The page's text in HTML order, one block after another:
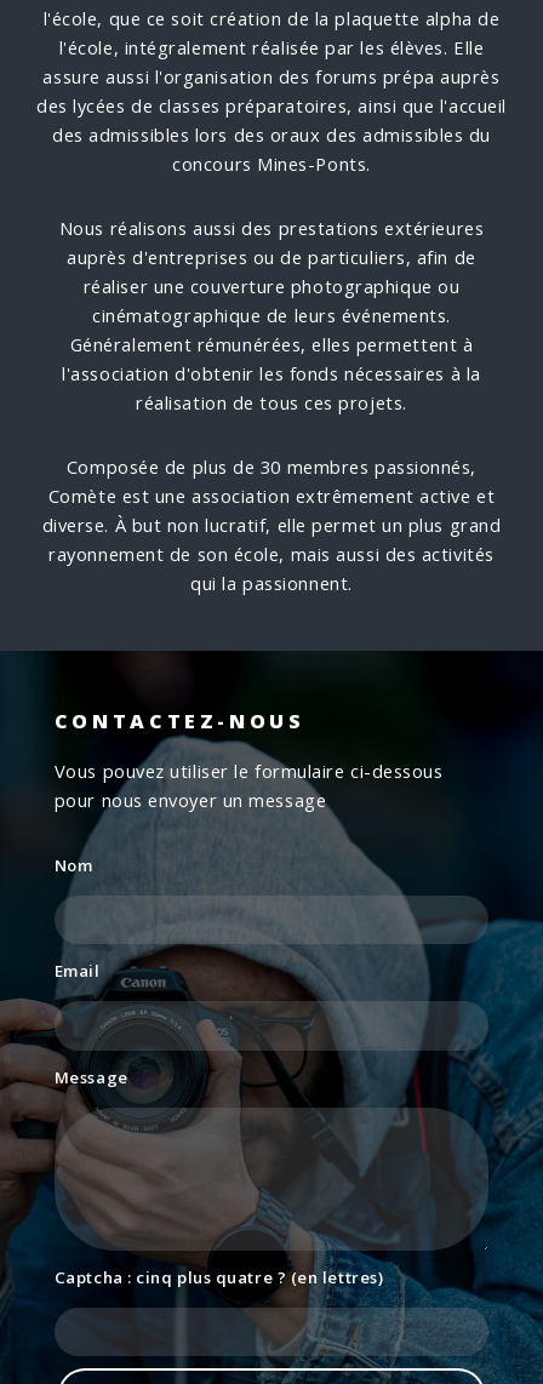
l'école, que ce soit création de la plaquette alpha de
l'école, intégralement réalisée par les élèves. Elle
assure aussi l'organisation des forums prépa auprès
des lycées de classes préparatoires, ainsi que l'accueil
des admissibles lors des oraux des admissibles du
concours Mines-Ponts.
Nous réalisons aussi des prestations extérieures
auprès d'entreprises ou de particuliers, afin de
réaliser une couverture photographique ou
cinématographique de leurs événements.
Généralement rémunérées, elles permettent à
l'association d'obtenir les fonds nécessaires à la
réalisation de tous ces projets.
Composée de plus de 30 membres passionnés,
Comète est une association extrêmement active et
diverse. À but non lucratif, elle permet un plus grand
rayonnement de son école, mais aussi des activités
qui la passionnent.
CONTACTEZ-NOUS
Vous pouvez utiliser le formulaire ci-dessous
pour nous envoyer un message
Nom
Email
Message
Captcha : cinq plus quatre ? (en lettres)